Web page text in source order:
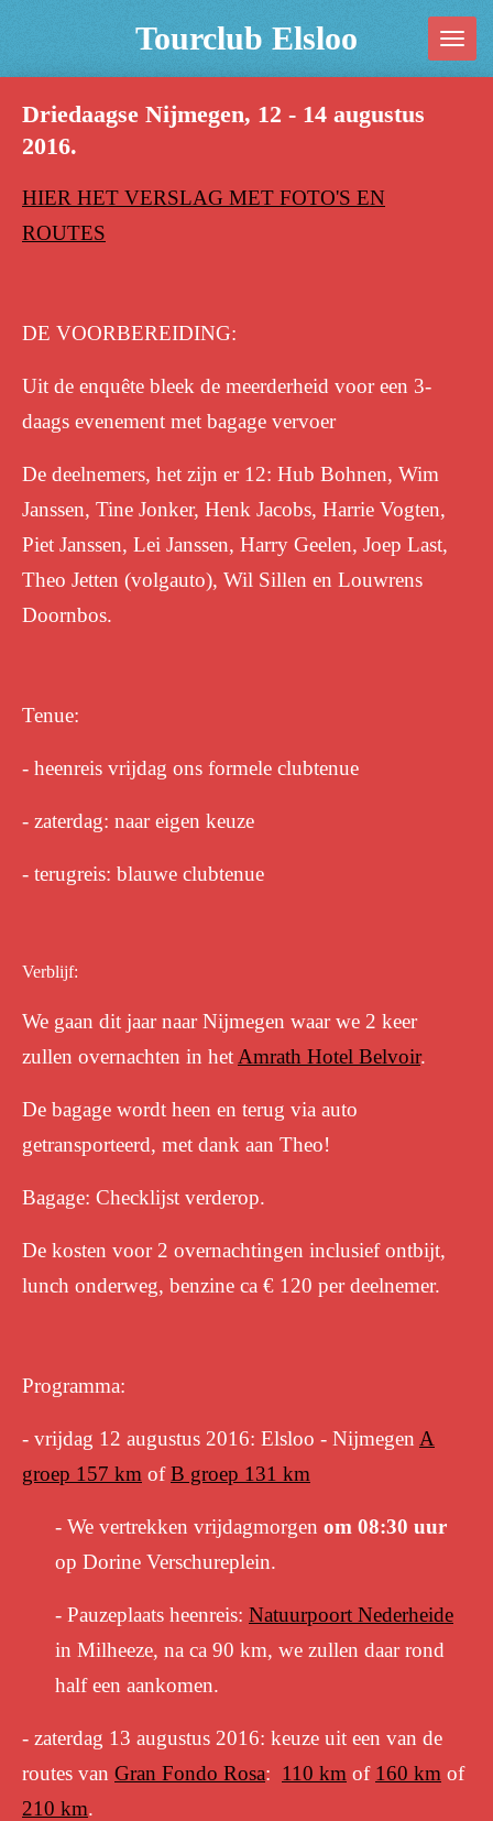
de
hoofdinhoud
Tourclub Elsloo
Driedaagse Nijmegen, 12 - 14 augustus
2016.
HIER HET VERSLAG MET FOTO'S EN
ROUTES
DE VOORBEREIDING:
Uit de enquête bleek de meerderheid voor een 3-
daags evenement met bagage vervoer
De deelnemers, het zijn er 12: Hub Bohnen, Wim
Janssen, Tine Jonker, Henk Jacobs, Harrie Vogten,
Piet Janssen, Lei Janssen, Harry Geelen, Joep Last,
Theo Jetten (volgauto), Wil Sillen en Louwrens
Doornbos.
Tenue:
- heenreis vrijdag ons formele clubtenue
- zaterdag: naar eigen keuze
- terugreis: blauwe clubtenue
Verblijf:
We gaan dit jaar naar Nijmegen waar we 2 keer
zullen overnachten in het Amrath Hotel Belvoir.
De bagage wordt heen en terug via auto
getransporteerd, met dank aan Theo!
Bagage: Checklijst verderop.
De kosten voor 2 overnachtingen inclusief ontbijt,
lunch onderweg, benzine ca € 120 per deelnemer.
Programma:
- vrijdag 12 augustus 2016: Elsloo - Nijmegen A
groep 157 km ofB groep 131 km
- We vertrekken vrijdagmorgen om 08:30 uur
op Dorine Verschureplein.
- Pauzeplaats heenreis: Natuurpoort Nederheide
in Milheeze, na ca 90 km, we zullen daar rond
half een aankomen.
- zaterdag 13 augustus 2016: keuze uit een van de
routes van Gran Fondo Rosa: 110 km of 160 km of
210 km.